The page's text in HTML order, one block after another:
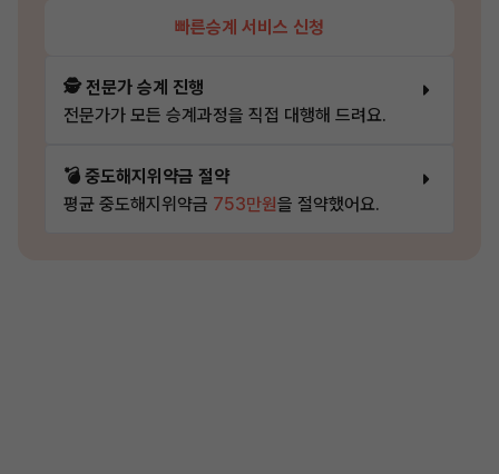
빠른승계 서비스 신청
🕵️ 전문가 승계 진행
전문가가 모든 승계과정을 직접 대행해 드려요.
💣 중도해지위약금 절약
평균 중도해지위약금 753만원을 절약했어요.